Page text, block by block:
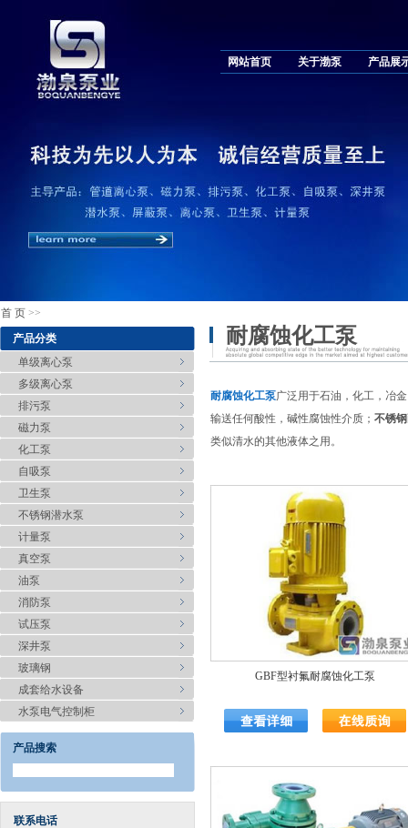
网站首页 关于渤泵 产品展
首 页 >>
产品分类
单级离心泵
多级离心泵
排污泵
磁力泵
化工泵
自吸泵
卫生泵
不锈钢潜水泵
计量泵
真空泵
油泵
消防泵
试压泵
深井泵
玻璃钢
成套给水设备
水泵电气控制柜
产品搜索
联系电话
耐腐蚀化工泵
耐腐蚀化工泵广泛用于石油，化工，冶
输送任何酸性，碱性腐蚀性介质； 不锈
类似清水的其他液体之用。
GBF型衬氟耐腐蚀化工泵